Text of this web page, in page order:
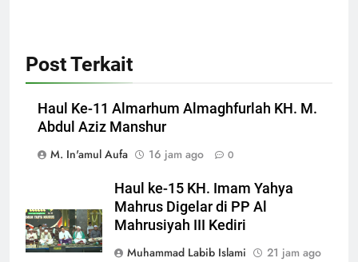
Post Terkait
Haul Ke-11 Almarhum Almaghfurlah KH. M.
Abdul Aziz Manshur
M. In'amul Aufa
16 jam ago 0
Haul ke-15 KH. Imam Yahya
Mahrus Digelar di PP Al
Mahrusiyah III Kediri
Muhammad Labib Islami
21 jam ago